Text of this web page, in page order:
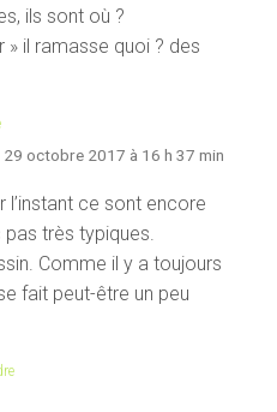
ils sont où ?
» il ramasse quoi ? des
29 octobre 2017 à 16 h 37 min
l’instant ce sont encore
très typiques.
Comme il y a toujours
fait peut-être un peu